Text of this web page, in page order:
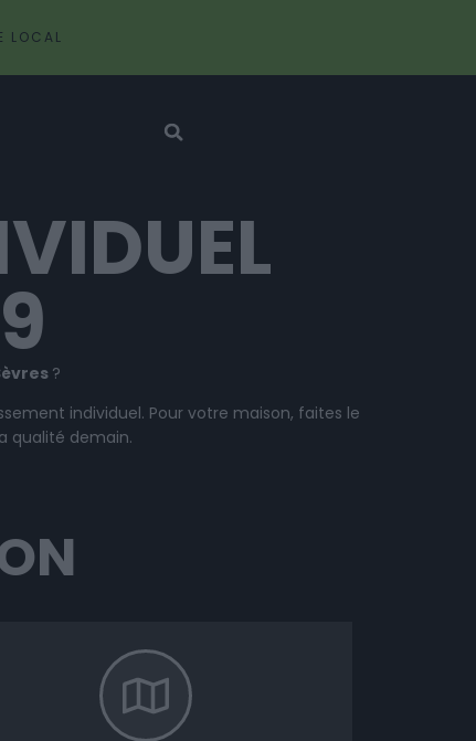
LOCAL
?
individuel. Pour votre maison, faites le
qualité demain.